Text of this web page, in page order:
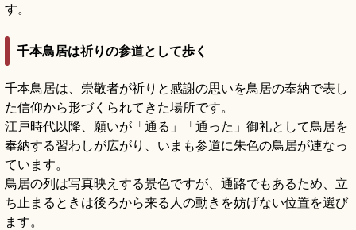
す。
千本鳥居は祈りの参道として歩く
千本鳥居は、崇敬者が祈りと感謝の思いを鳥居の奉納で表し
た信仰から形づくられてきた場所です。
江戸時代以降、願いが「通る」「通った」御礼として鳥居を
奉納する習わしが広がり、いまも参道に朱色の鳥居が連なっ
ています。
鳥居の列は写真映えする景色ですが、通路でもあるため、立
ち止まるときは後ろから来る人の動きを妨げない位置を選び
ます。